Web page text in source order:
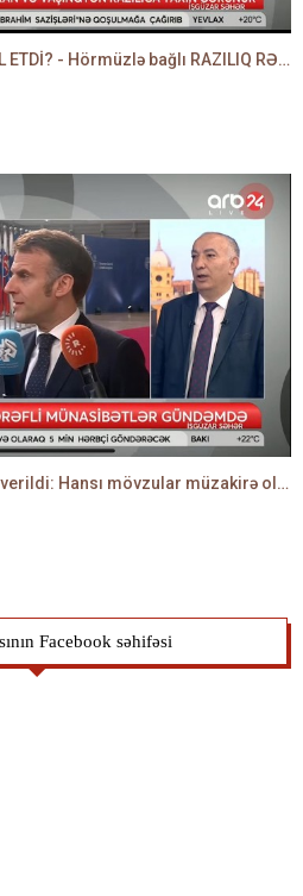
Tramp İranın ŞƏRTİNİ QƏBUL ETDİ? - Hörmüzlə bağlı RAZILIQ RƏSMƏN AÇIQLANIR -BAKİR HƏDƏNBƏYLİ danışır
WUF13-ün 6-cı gününə start verildi: Hansı mövzular müzakirə olunacaq? -TALEH ƏLİYEV danışır
Facebook səhifəsi